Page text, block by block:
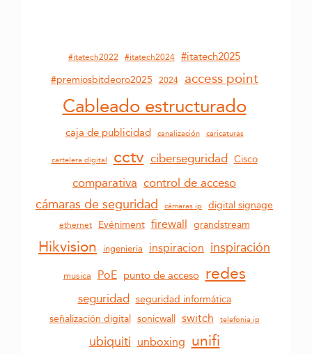
#itatech2022 #itatech2024 #itatech2025
#premiosbitdeoro2025 2024 access point
Cableado estructurado
caja de publicidad canalización caricaturas
cartelera digital cctv ciberseguridad Cisco
comparativa control de acceso
cámaras de seguridad cámaras ip digital signage
ethernet Evéniment firewall grandstream
Hikvision ingenieria inspiracion inspiración
musica PoE punto de acceso redes
seguridad seguridad informática
señalización digital sonicwall switch telefonia ip
ubiquiti unboxing unifi